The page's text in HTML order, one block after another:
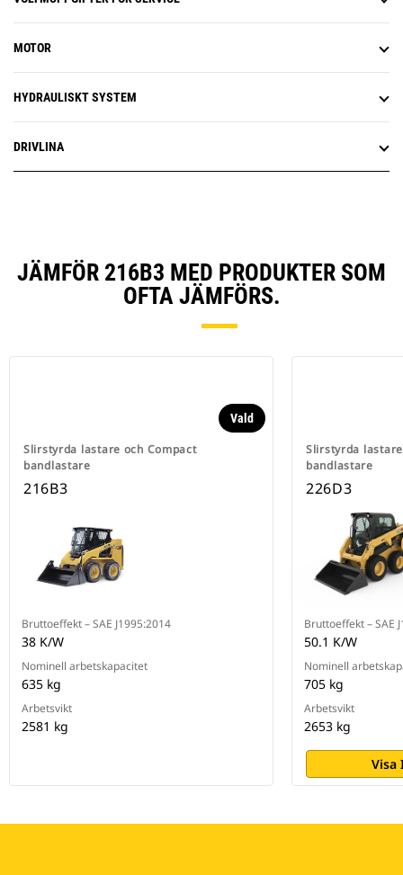
MOTOR
HYDRAULISKT SYSTEM
DRIVLINA
JÄMFÖR 216B3 MED PRODUKTER SOM
OFTA JÄMFÖRS.
Slirstyrda lastare och Compact
bandlastare
Vald
216B3
Bruttoeffekt – SAE J1995:2014
38 K/W
Nominell arbetskapacitet
635 kg
Arbetsvikt
2581 kg
Slirstyrda
bandlastare
226D3
Bruttoeffekt – SAE
50.1 K/W
Nominell
705 kg
Arbetsvikt
2653 kg
Visa